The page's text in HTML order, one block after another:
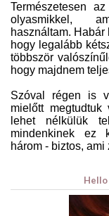
Természetesen
olyasmikkel,
használtam. Habár
hogy legalább
többször
hogy majdnem
Szóval régen is
mielőtt
lehet nélkülük
mindenkinek ez
három - biztos, ami
Hello